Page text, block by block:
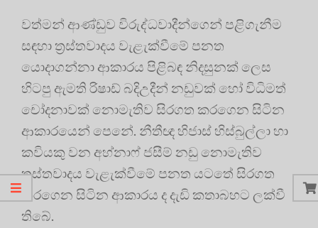
වත්මන් ආණ්ඩුව විරුද්ධවාදීන්ගෙන් පළිගැනීම
සඳහා ත්‍රස්තවාදය වැළැක්වීමේ පනත
යොදාගන්නා ආකාරය පිළිබඳ නිදසුනක් ලෙස
හිටපු ඇමති රිෂාඩ් බදිඋදීන් නඩුවක් හෝ විධිමත්
චෝදනාවක් නොමැතිව සිරගත කරගෙන සිටින
ආකාරයෙන් පෙනේ. නීතීඥ හිජාස් හිස්බුල්ලා හා
කවියකු වන අහ්නාෆ් ජසීම් නඩු නොමැතිව
ත්‍රස්තවාදය වැළැක්වීමේ පනත යටතේ සිරගත
කරගෙන සිටින ආකාරය ද දැඩි කතාබහට ලක්වී
තිබේ.